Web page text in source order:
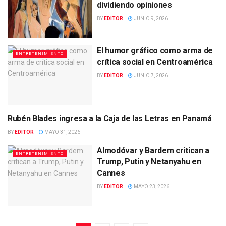
dividiendo opiniones
BY EDITOR JUNIO 9, 2026
ENTRETENIMIENTO
El humor gráfico como arma de
crítica social en Centroamérica
BY EDITOR JUNIO 7, 2026
ENTRETENIMIENTO
Rubén Blades ingresa a la Caja de las Letras en Panamá
BY EDITOR MAYO 31, 2026
ENTRETENIMIENTO
Almodóvar y Bardem critican a
Trump, Putin y Netanyahu en
Cannes
BY EDITOR MAYO 23, 2026